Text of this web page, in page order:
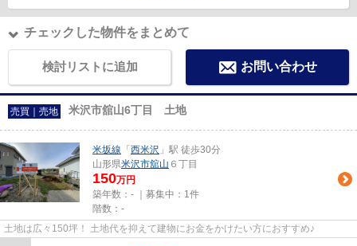
チェックした物件をまとめて
検討リストに追加 お問い合わせ
売買｜売地 米沢市舘山6丁目 土地
米坂線 「 西米沢 」駅 徒歩30分
山形県米沢市舘山 ６丁目
150万円
築年数：- ｜募集中： 1件
階数：-
土地は広々150坪！ 土地代を抑えて建物にお金をかけたい方におすすめ♪